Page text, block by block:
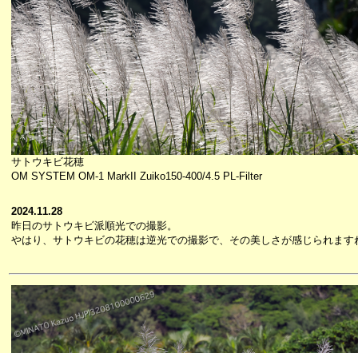
サトウキビ花穂
OM SYSTEM OM-1 MarkII Zuiko150-400/4.5 PL-Filter
2024.11.28
昨日のサトウキビ派順光での撮影。
やはり、サトウキビの花穂は逆光での撮影で、その美しさが感じられます